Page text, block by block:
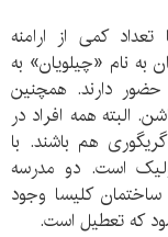
کمی از ارامنه
به نام «چیلویان» به
در این مرکز 15 سالمند حضور دارند. همچنین
البته همه افراد در
هم باشند. با
است. دو مدرسه
کلیسا وجود
که تعطیل است.